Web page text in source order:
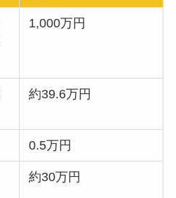
1,000万円
約39.6万円
0.5万円
約30万円